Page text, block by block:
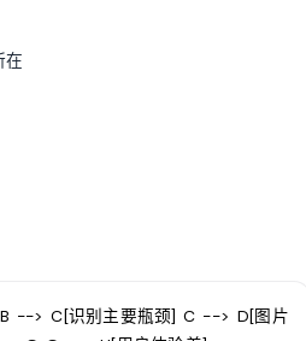
在
--> C[识别主要瓶颈] C --> D[图片